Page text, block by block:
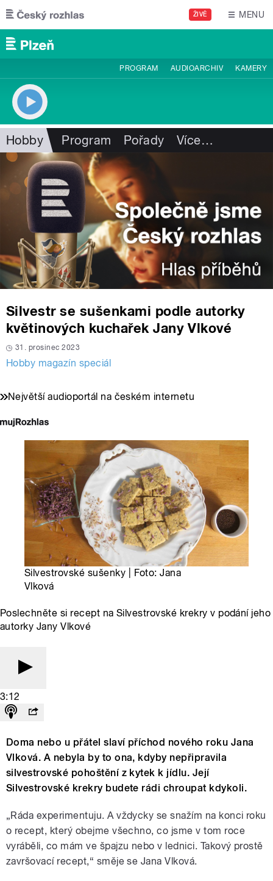
Přejít k hlavnímu obsahu
ŽIVĚ MENU
PROGRAM AUDIOARCHIV KAMERY
Hobby Program Pořady Více…
Silvestr se sušenkami podle autorky
květinových kuchařek Jany Vlkové
31. prosinec 2023
Hobby magazín speciál
Největší audioportál na českém internetu
Silvestrovské sušenky | Foto: Jana
Vlková
Poslechněte si recept na Silvestrovské krekry v podání jeho
autorky Jany Vlkové
3:12
Doma nebo u přátel slaví příchod nového roku Jana
Vlková. A nebyla by to ona, kdyby nepřipravila
silvestrovské pohoštění z kytek k jídlu. Její
Silvestrovské krekry budete rádi chroupat kdykoli.
„Ráda experimentuju. A vždycky se snažím na konci roku
o recept, který obejme všechno, co jsme v tom roce
vyráběli, co mám ve špajzu nebo v lednici. Takový prostě
završovací recept,“ směje se Jana Vlková.